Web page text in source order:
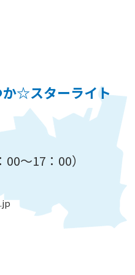
か☆スターライト
～17：00）